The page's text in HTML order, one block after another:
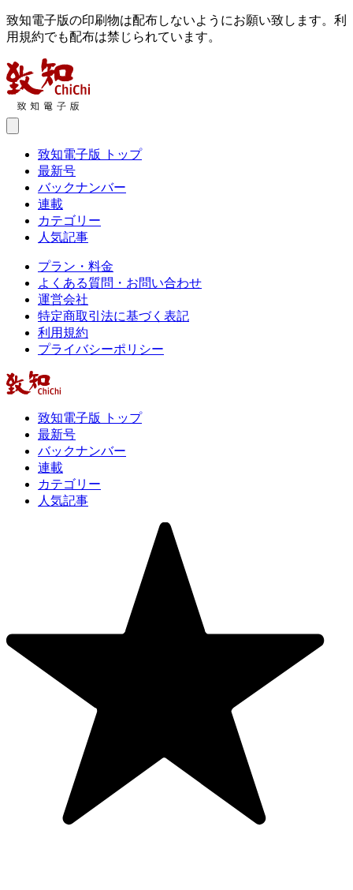
致知電子版の印刷物は配布しないようにお願い致します。利
用規約でも配布は禁じられています。
致知電子版 トップ
最新号
バックナンバー
連載
カテゴリー
人気記事
プラン・料金
よくある質問・お問い合わせ
運営会社
特定商取引法に基づく表記
利用規約
プライバシーポリシー
致知電子版 トップ
最新号
バックナンバー
連載
カテゴリー
人気記事